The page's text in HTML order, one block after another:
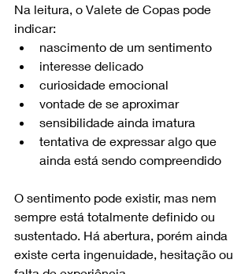
Na leitura, o Valete de Copas pode
indicar:
nascimento de um sentimento
interesse delicado
curiosidade emocional
vontade de se aproximar
sensibilidade ainda imatura
tentativa de expressar algo que
ainda está sendo compreendido
O sentimento pode existir, mas nem
sempre está totalmente definido ou
sustentado. Há abertura, porém ainda
existe certa ingenuidade, hesitação ou